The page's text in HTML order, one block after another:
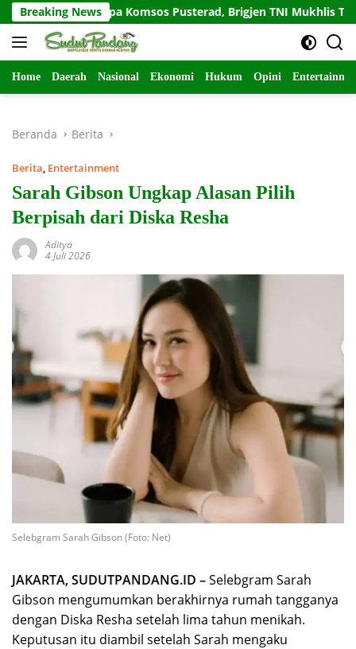
Langsung
ke
konten
Breaking News
Salam Sapa Komsos Pusterad, Brigjen TNI Mukhlis Tekankan
Home Daerah Nasional Ekonomi Hukum Opini
Beranda Berita
Berita, Entertainment
Sarah Gibson Ungkap Alasan Pilih
Berpisah dari Diska Resha
Aditya
4 Juli 2026
Selebgram Sarah Gibson (Foto: Net)
JAKARTA, SUDUTPANDANG.ID –Selebgram Sarah
Gibson mengumumkan berakhirnya rumah tangganya
dengan Diska Resha setelah lima tahun menikah.
Keputusan itu diambil setelah Sarah mengaku